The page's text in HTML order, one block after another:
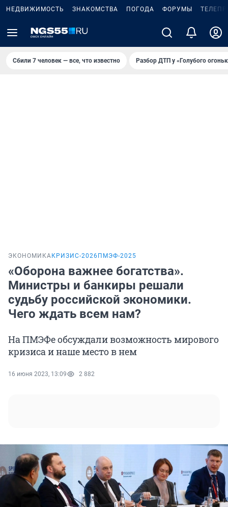
НЕДВИЖИМОСТЬ ЗНАКОМСТВА ПОГОДА ФОРУМЫ
Сбили 7 человек — все, что известно Разбор ДТП у «Голубого
ЭКОНОМИКА КРИЗИС-2026 ПМЭФ-2025
«Оборона важнее богатства».
Министры и банкиры решали
судьбу российской экономики.
Чего ждать всем нам?
На ПМЭФе обсуждали возможность мирового
кризиса и наше место в нем
16 июня 2023, 13:09 2 882